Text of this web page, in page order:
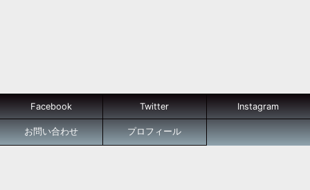
Facebook Twitter Instagram
お問い合わせ プロフィール